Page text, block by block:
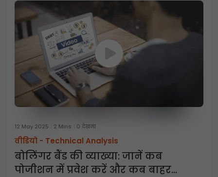
12 May 2025 2 Mins 0 देखना
वीडियो - Technical Analysis
बोलिंगर बैंड की व्याख्या: जानें कब
पोजीशन में प्रवेश करें और कब बाहर